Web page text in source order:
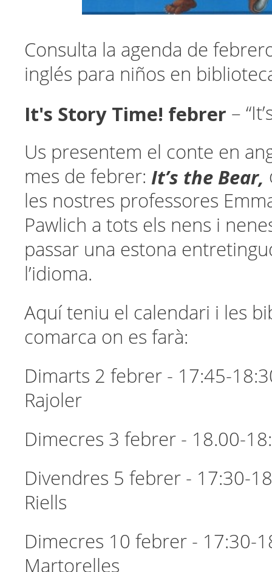
Consulta la agenda de
inglés para niños en
It's Story Time! febrer –
Us presentem el conte en
mes de febrer: It’s the Bear,
les nostres professores
Pawlich a tots els nens i
passar una estona
l’idioma.
Aquí teniu el calendari i les
comarca on es farà:
Dimarts 2 febrer - 17:45-
Rajoler
Dimecres 3 febrer - 18.00-
Divendres 5 febrer - 17:30-
Riells
Dimecres 10 febrer - 17:30-
Martorelles